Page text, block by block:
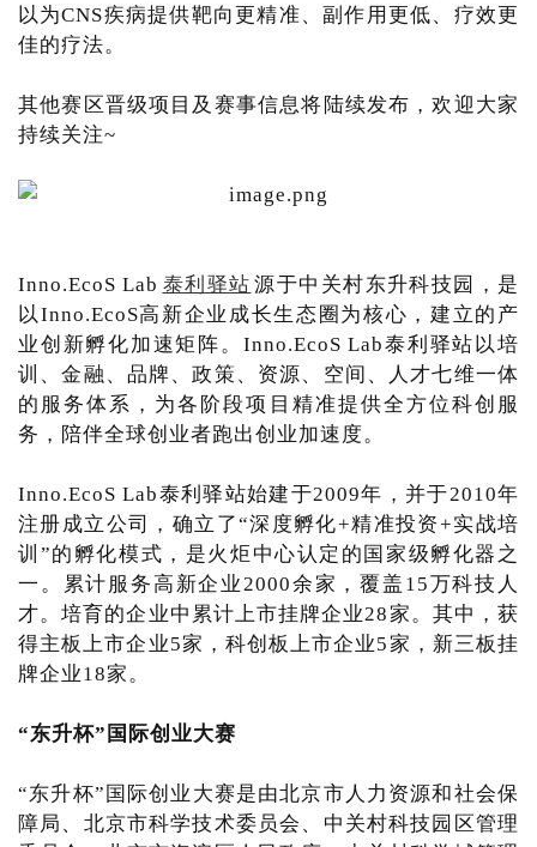
以为CNS疾病提供靶向更精准、副作用更低、疗效更
佳的疗法。
其他赛区晋级项目及赛事信息将陆续发布，欢迎大家
持续关注~
Inno.EcoS Lab 泰利驿站 源于中关村东升科技园，是
以Inno.EcoS高新企业成长生态圈为核心，建立的产
业创新孵化加速矩阵。Inno.EcoS Lab泰利驿站以培
训、金融、品牌、政策、资源、空间、人才七维一体
的服务体系，为各阶段项目精准提供全方位科创服
务，陪伴全球创业者跑出创业加速度。
Inno.EcoS Lab泰利驿站始建于2009年，并于2010年
注册成立公司，确立了“深度孵化+精准投资+实战培
训”的孵化模式，是火炬中心认定的国家级孵化器之
一。累计服务高新企业2000余家，覆盖15万科技人
才。培育的企业中累计上市挂牌企业28家。其中，获
得主板上市企业5家，科创板上市企业5家，新三板挂
牌企业18家。
“东升杯”国际创业大赛
“东升杯”国际创业大赛是由北京市人力资源和社会保
障局、北京市科学技术委员会、中关村科技园区管理